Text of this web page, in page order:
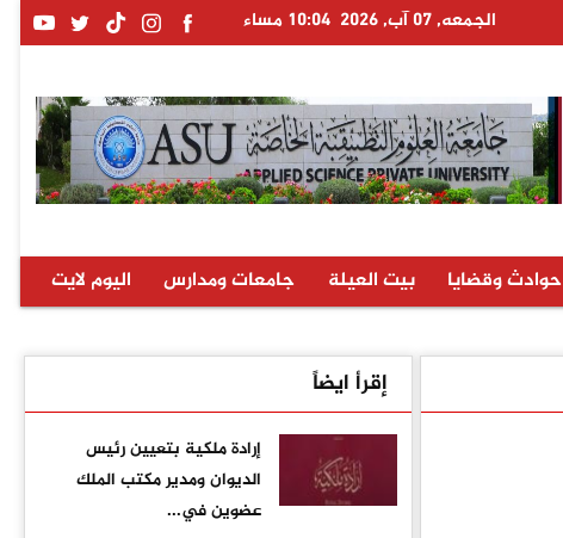
الجمعه, 07 آب, 2026 10:04 مساء
حوادث وقضايا بيت العيلة جامعات ومدارس اليوم لايت
إقرأ ايضاً
إرادة ملكية بتعيين رئيس
الديوان ومدير مكتب الملك
عضوين في...